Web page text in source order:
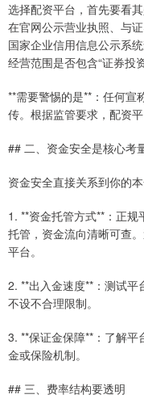
选择配资平台，首先要看
在官网公示营业执照、与
国家企业信用信息公示系
经营范围是否包含“证券投
**需要警惕的是**：任何宣
传。根据监管要求，配资
## 二、资金安全是核心考
资金安全直接关系到你的
1. **资金托管方式**：正
托管，资金流向清晰可查
平台。
2. **出入金速度**：测试平
不设不合理限制。
3. **保证金保障**：了解
金或保险机制。
## 三、费率结构要透明